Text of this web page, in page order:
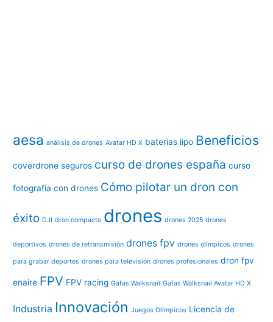
aesa análisis de drones Avatar HD X baterias lipo Beneficios
coverdrone seguros curso de drones españa curso
fotografía con drones Cómo pilotar un dron con
éxito DJI dron compacto drones drones 2025 drones
deportivos drones de retransmisión drones fpv drones olímpicos drones
para grabar deportes drones para televisión drones profesionales dron fpv
enaire FPV FPV racing Gafas Walksnail Gafas Walksnail Avatar HD X
Industria Innovación Juegos Olímpicos Licencia de